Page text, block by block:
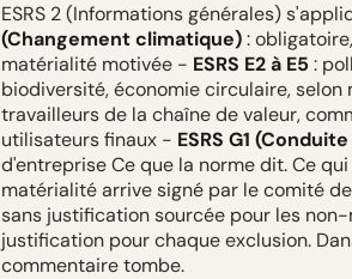
ESRS 2 (Informations générales)
(Changement climatique):
matérialité motivée - ESRS E2 à E5 :
biodiversité, économie circulaire,
travailleurs de la chaîne de valeur,
utilisateurs finaux - ESRS G1
d'entreprise Ce que la norme dit. Ce
matérialité arrive signé par le comité
sans justification sourcée pour les
justification pour chaque exclusion.
commentaire tombe.